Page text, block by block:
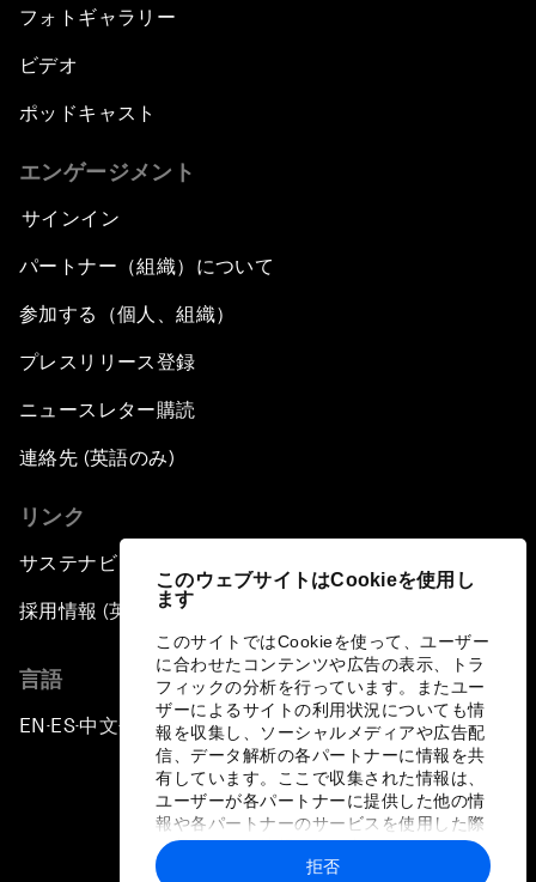
このウェブサイトはCookieを使用し
ます
このサイトではCookieを使って、ユーザー
に合わせたコンテンツや広告の表示、トラ
フィックの分析を行っています。またユー
ザーによるサイトの利用状況についても情
報を収集し、ソーシャルメディアや広告配
信、データ解析の各パートナーに情報を共
有しています。ここで収集された情報は、
ユーザーが各パートナーに提供した他の情
報や各パートナーのサービスを使用した際
に収集された情報と組み合わされ、各パー
トナーによって使用されることがありま
拒否
フォトギャラリー
ビデオ
ポッドキャスト
エンゲージメント
サインイン
パートナー（組織）について
参加する（個人、組織）
プレスリリース登録
ニュースレター購読
連絡先 (英語のみ)
リンク
サステナビリティへの取り組み
採用情報 (英語のみ)
言語
EN ▪ ES▪中文▪ 日本語